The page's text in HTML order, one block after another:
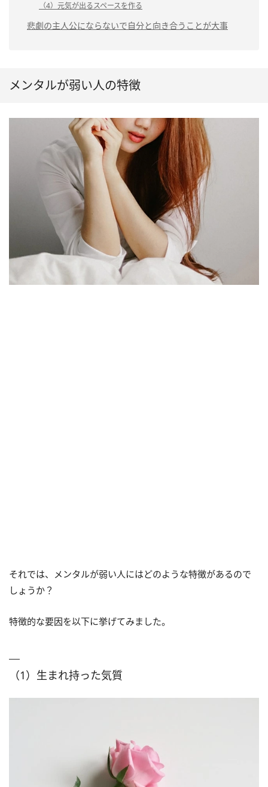
（4）元気が出るスペースを作る
悲劇の主人公にならないで自分と向き合うことが大事
メンタルが弱い人の特徴
それでは、メンタルが弱い人にはどのような特徴があるので
しょうか？
特徴的な要因を以下に挙げてみました。
（1）生まれ持った気質